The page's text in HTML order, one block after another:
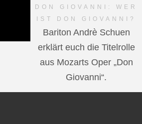
DON GIOVANNI: WER
IST DON GIOVANNI?
Bariton Andrè Schuen
erklärt euch die Titelrolle
aus Mozarts Oper „Don
Giovanni“.